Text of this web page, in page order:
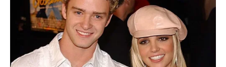
Municipio de Santa Ana (Magdalena)
Circuito:Santa Ana (Magangué)
Sector:
San Fernando